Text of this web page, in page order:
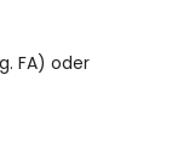
FA) oder